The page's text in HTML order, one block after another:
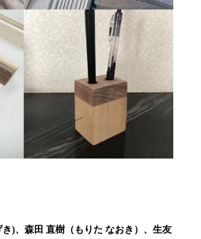
き)、森田 直樹（もりた なおき）、生友